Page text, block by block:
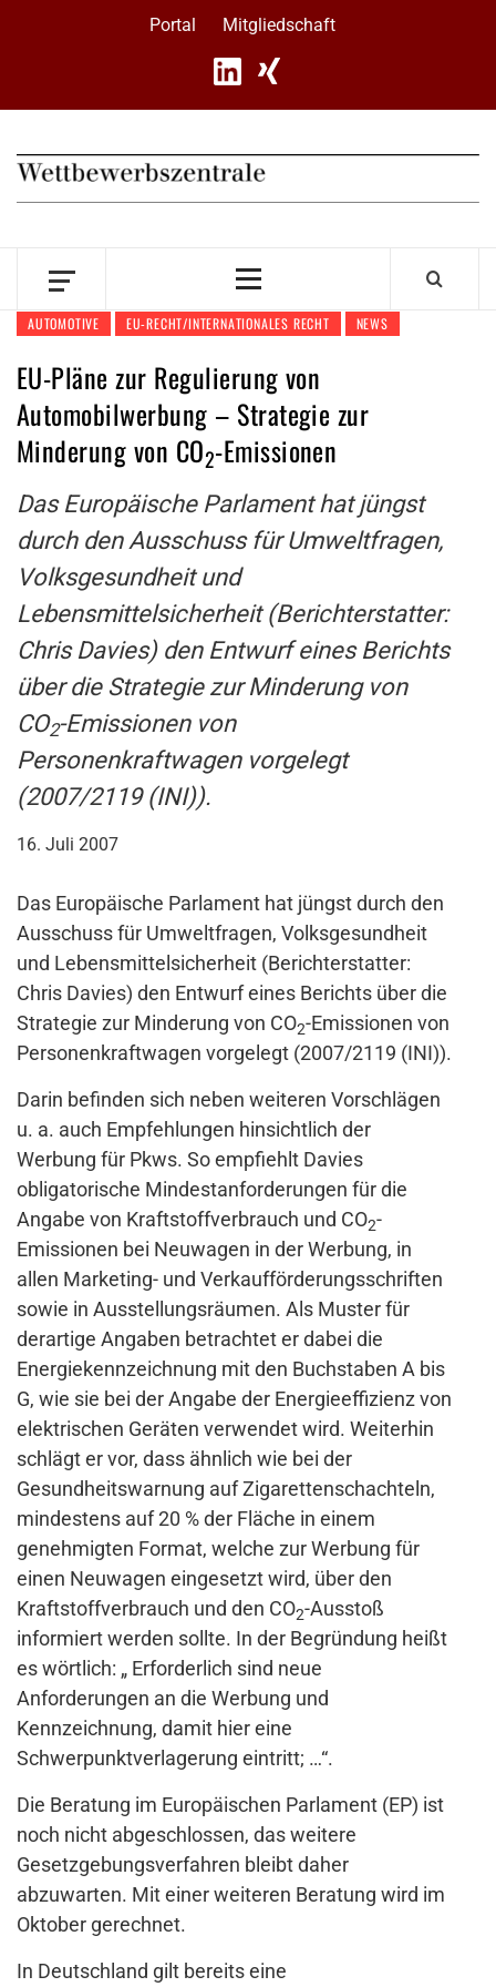
Portal Mitgliedschaft
Primary
AUTOMOTIVE EU-RECHT/INTERNATIONALES RECHT NEWS
EU-Pläne zur Regulierung von
Automobilwerbung – Strategie zur
Minderung von CO2-Emissionen
Das Europäische Parlament hat jüngst
durch den Ausschuss für Umweltfragen,
Volksgesundheit und
Lebensmittelsicherheit (Berichterstatter:
Chris Davies) den Entwurf eines Berichts
über die Strategie zur Minderung von
CO2-Emissionen von
Personenkraftwagen vorgelegt
(2007/2119 (INI)).
16. Juli 2007
Das Europäische Parlament hat jüngst durch den
Ausschuss für Umweltfragen, Volksgesundheit
und Lebensmittelsicherheit (Berichterstatter:
Chris Davies) den Entwurf eines Berichts über die
Strategie zur Minderung von CO2-Emissionen von
Personenkraftwagen vorgelegt (2007/2119 (INI)).
Darin befinden sich neben weiteren Vorschlägen
u. a. auch Empfehlungen hinsichtlich der
Werbung für Pkws. So empfiehlt Davies
obligatorische Mindestanforderungen für die
Angabe von Kraftstoffverbrauch und CO2-
Emissionen bei Neuwagen in der Werbung, in
allen Marketing- und Verkaufförderungsschriften
sowie in Ausstellungsräumen. Als Muster für
derartige Angaben betrachtet er dabei die
Energiekennzeichnung mit den Buchstaben A bis
G, wie sie bei der Angabe der Energieeffizienz von
elektrischen Geräten verwendet wird. Weiterhin
schlägt er vor, dass ähnlich wie bei der
Gesundheitswarnung auf Zigarettenschachteln,
mindestens auf 20 % der Fläche in einem
genehmigten Format, welche zur Werbung für
einen Neuwagen eingesetzt wird, über den
Kraftstoffverbrauch und den CO2-Ausstoß
informiert werden sollte. In der Begründung heißt
es wörtlich: „ Erforderlich sind neue
Anforderungen an die Werbung und
Kennzeichnung, damit hier eine
Schwerpunktverlagerung eintritt; …“.
Die Beratung im Europäischen Parlament (EP) ist
noch nicht abgeschlossen, das weitere
Gesetzgebungsverfahren bleibt daher
abzuwarten. Mit einer weiteren Beratung wird im
Oktober gerechnet.
In Deutschland gilt bereits eine